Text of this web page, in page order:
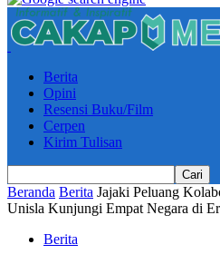
Berita
Opini
Resensi Buku/Film
Cerpen
Kirim Tulisan
Beranda Berita Jajaki Peluang
Unisla Kunjungi Empat Negara di
Berita